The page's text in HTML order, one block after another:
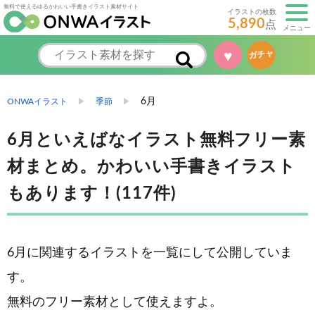
無料で使えるゆるかわいい手書きイラスト素材サイト
イラストの枚数
5,890点 メニュー
♥ ガチャ
ONWAイラスト 季節 6月
6月といえばなイラスト無料フリー素
材まとめ。かわいい手書きイラスト
もあります！(117件)
6月に関連するイラストを一覧にして公開していま
す。
無料のフリー素材として使えますよ。